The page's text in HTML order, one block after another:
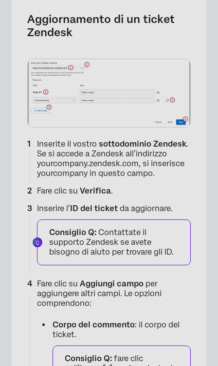
Aggiornamento di un ticket
Zendesk
Inserite il vostro sottodominio Zendesk.
Se si accede a Zendesk all’indirizzo
yourcompany.zendesk.com, si inserisce
yourcompany in questo campo.
Fare clic su Verifica.
Inserire l’ID del ticket da aggiornare.
Consiglio Q: Contattate il
supporto Zendesk se avete
bisogno di aiuto per trovare gli ID.
Fare clic su Aggiungi campo per
aggiungere altri campi. Le opzioni
comprendono:
Corpo del commento: il corpo del
ticket.
Consiglio Q: fare clic